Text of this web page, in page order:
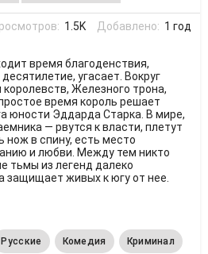
1.5K Добавлено: 1 год
время благоденствия,
угасает. Вокруг
Железного трона,
время король решает
юности Эддарда Старка. В мире,
— рвутся к власти, плетут
нож в спину, есть место
и любви. Между тем никто
тьмы из легенд далеко
защищает живых к югу от нее.
Русские Комедия Криминал